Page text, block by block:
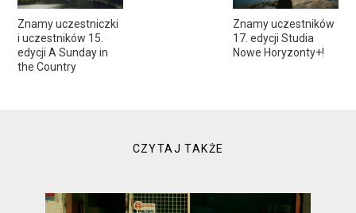
Znamy uczestniczki
i uczestników 15.
edycji A Sunday in
the Country
Znamy uczestników
17. edycji Studia
Nowe Horyzonty+!
CZYTAJ TAKŻE